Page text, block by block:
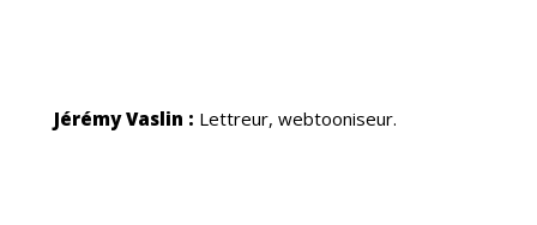
Jérémy Vaslin : Lettreur, webtooniseur.